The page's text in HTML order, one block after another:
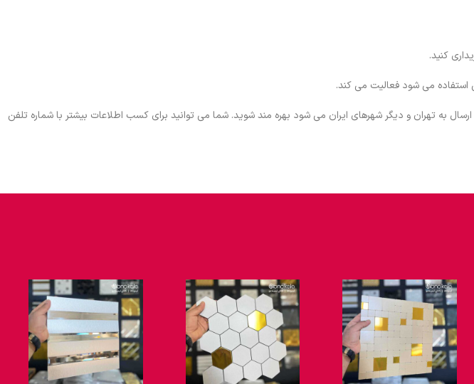
کنید.
استفاده می شود فعالیت می کند.
تهران و دیگر شهرهای ایران می شود بهره مند شوید. شما می توانید برای کسب اطلاعات بیشتر با شماره تلفن